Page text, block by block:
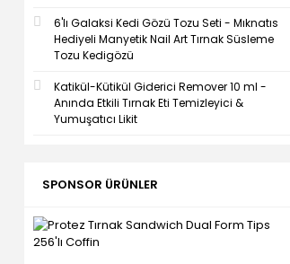
6'lı Galaksi Kedi Gözü Tozu Seti - Mıknatıs
Hediyeli Manyetik Nail Art Tırnak Süsleme
Tozu Kedigözü
Katikül-Kütikül Giderici Remover 10 ml -
Anında Etkili Tırnak Eti Temizleyici &
Yumuşatıcı Likit
SPONSOR ÜRÜNLER